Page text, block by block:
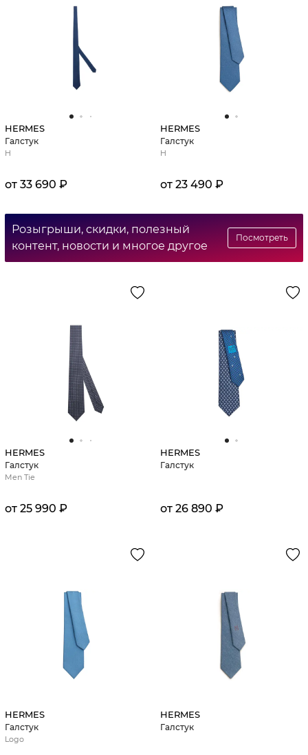
HERMES
Галстук
H
от 33 690 ₽
HERMES
Галстук
H
от 23 490 ₽
Розыгрыши, скидки, полезный
контент, новости и многое другое
Посмотреть
HERMES
Галстук
Men Tie
от 25 990 ₽
HERMES
Галстук
от 26 890 ₽
HERMES
Галстук
Logo
HERMES
Галстук